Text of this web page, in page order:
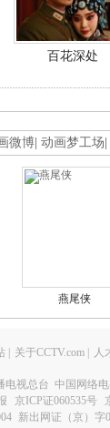
百花深处
微博 动画梦工场
燕尾侠
关于CCTV.com 人
电视总台 中国网络
京ICP证060535号
新出网证（京）